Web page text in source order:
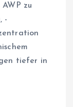
zu
-
tiefer in